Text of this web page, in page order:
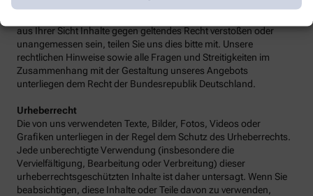
aus Ihrer Sicht Inhalte gegen geltendes Recht verstoßen oder
unangemessen sein, teilen Sie uns dies bitte mit. Unsere
rechtlichen Hinweise sowie alle Fragen und Streitigkeiten im
Zusammenhang mit der Gestaltung unseres Angebots
unterliegen dem Recht der Bundesrepublik Deutschland.
Urheberrecht
Die von uns verwendeten Texte, Bilder, Fotos, Videos oder
Grafiken unterliegen in der Regel dem Schutz des Urheberrechts.
Jede unberechtigte Verwendung (insbesondere die
Vervielfältigung, Bearbeitung oder Verbreitung) dieser
urheberrechtsgeschützten Inhalte ist daher untersagt. Wenn Sie
beabsichtigen, diese Inhalte oder Teile davon zu verwenden,